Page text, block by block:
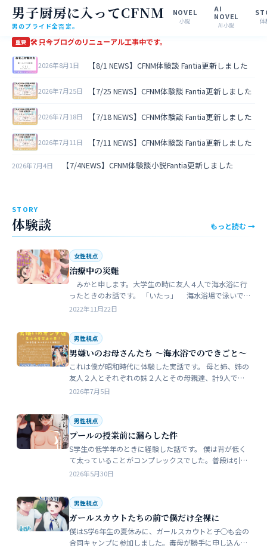
男子厨房に入ってCFNM
男のプライド全否定。
NOVEL
小説
AI
NOVEL
AI小説 体
重要 🛠 只今ブログのリニューアル工事中です。
2026年8月1日 【8/1 NEWS】CFNM体験談 Fantia更新しました
2026年7月25日 【7/25 NEWS】CFNM体験談 Fantia更新しました
2026年7月18日 【7/18 NEWS】CFNM体験談 Fantia更新しました
2026年7月11日 【7/11 NEWS】CFNM体験談 Fantia更新しました
2026年7月4日 【7/4NEWS】CFNM体験談小説Fantia更新しました
STORY
体験談 もっと読む →
女性視点
治療中の災難
みかと申します。大学生の時に友人４人で海水浴に行
ったときのお話です。 「いたっ」 海水浴場で泳いで
いたら、友人のしいなが空瓶で足を切っちゃったんで
2022年11月22日
男性視点
男嫌いのお母さんたち 〜海水浴でのできごと〜
これは僕が昭和時代に体験した実話です。 母と姉、姉の
友人２人とそれぞれの妹２人とその母親達、計9人で海
水浴に行きました。当時、僕はS学５年生で姉の美香はC
2026年7月5日
男性視点
プールの授業前に漏らした件
S学生の低学年のときに経験した話です。 僕は背が低く
て太っていることがコンプレックスでした。普段は引っ
込み思案で大人しい性格をしています。 ただ何でもよく
2026年5月30日
男性視点
ガールスカウトたちの前で僕だけ全裸に
僕はS学6年生の夏休みに、ガールスカウトと子◯も会の
合同キャンプに参加しました。毒母が勝手に申し込んだ